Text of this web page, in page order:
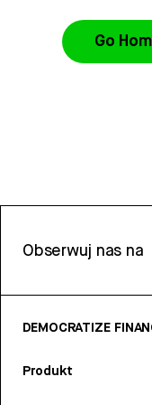
Go
Obserwuj nas na
DEMOCRATIZE
Produkt